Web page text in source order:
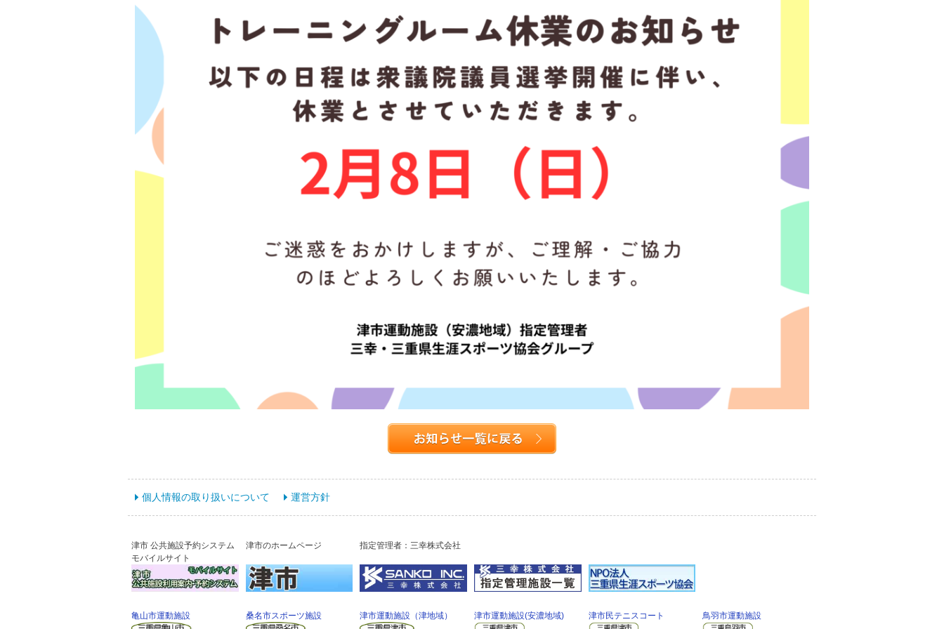
個人情報の取り扱いについて 運営方針
津市 公共施設予約システム
モバイルサイト
津市のホームページ 指定管理者：三幸株式会社